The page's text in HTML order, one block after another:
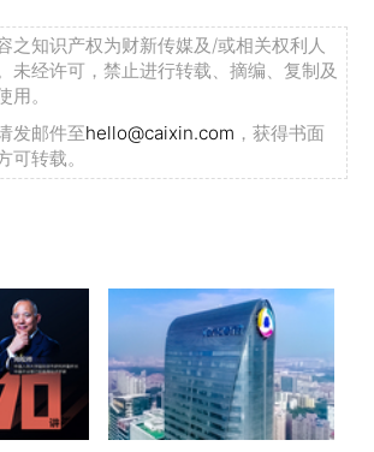
之知识产权为财新传媒及/或相关权利人
未经许可，禁止进行转载、摘编、复制及
用。
发邮件至hello@caixin.com ，获得书面
可转载。